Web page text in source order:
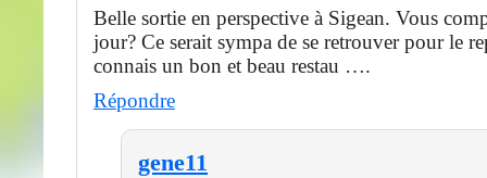
Belle sortie en perspective à Sigean. Vous
jour? Ce serait sympa de se retrouver pour le
connais un bon et beau restau ….
Répondre
gene11